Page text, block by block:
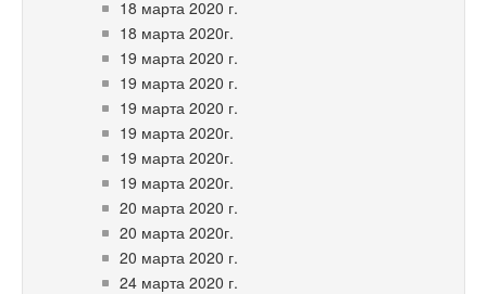
18 марта 2020 г.
18 марта 2020г.
19 марта 2020 г.
19 марта 2020 г.
19 марта 2020 г.
19 марта 2020г.
19 марта 2020г.
19 марта 2020г.
20 марта 2020 г.
20 марта 2020г.
20 марта 2020 г.
24 марта 2020 г.